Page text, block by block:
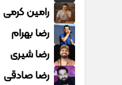
رامین کرمی
رضا بهرام
رضا شیری
رضا صادقی